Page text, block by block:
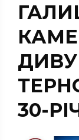
30-